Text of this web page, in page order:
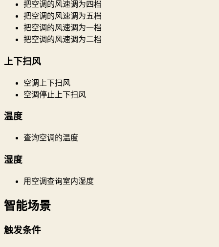
把空调的风速调为四档
把空调的风速调为五档
把空调的风速调为一档
把空调的风速调为二档
上下扫风
空调上下扫风
空调停止上下扫风
温度
查询空调的温度
湿度
用空调查询室内湿度
智能场景
触发条件